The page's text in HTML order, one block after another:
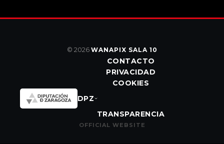
© 2026 WANAPIX SALA 10
CONTACTO
PRIVACIDAD
COOKIES
DPZ
TRANSPARENCIA
OFFICIAL WEBSITE